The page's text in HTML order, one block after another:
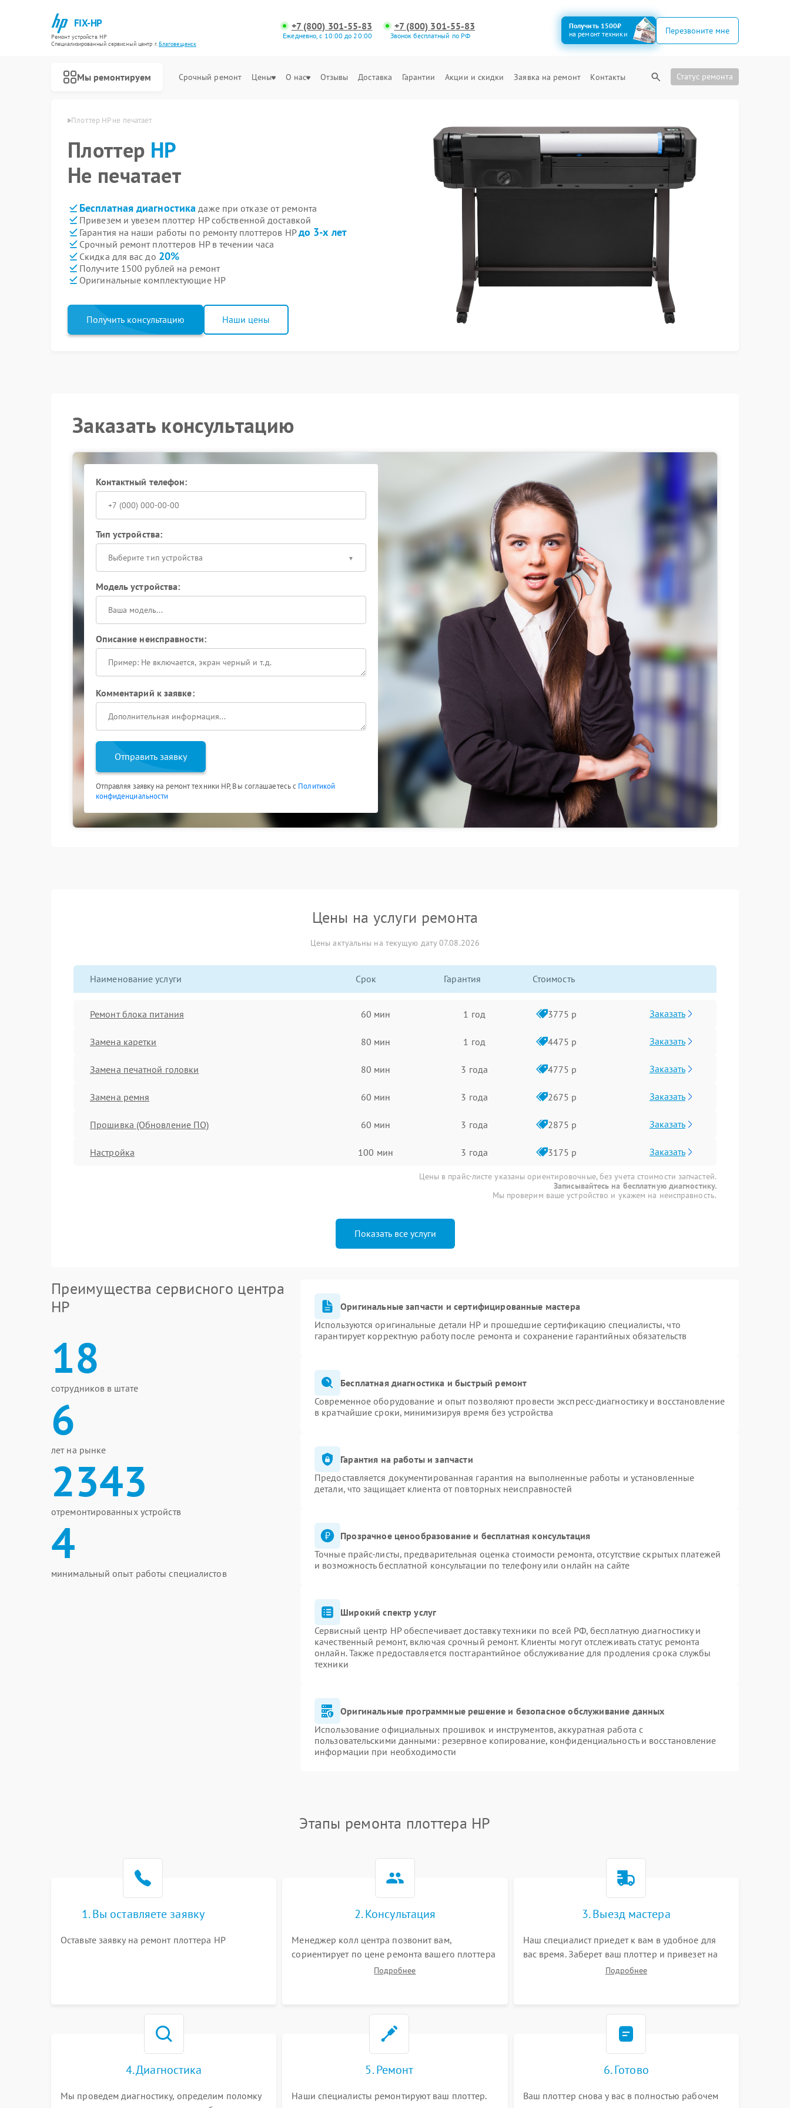
FIX-HP
Ремонт устройств HP
Специализированный cервисный центр г.Благовещенск
+7 (800) 301-55-83
Ежедневно, с 10:00 до 20:00
+7 (800) 301-55-83
Звонок бесплатный по РФ
Получить 1500₽
на ремонт техники
Перезвоните мне
Мы ремонтируем Срочный ремонт Цены О нас Отзывы Доставка Гарантии Акции и скидки Заявка на ремонт Контакты Статус ремонта
в Благовещенске Плоттер HP не печатает
Плоттер HP
Не печатает
Бесплатная диагностика даже при отказе от ремонта
Привезем и увезем плоттер HP собственной доставкой
Гарантия на наши работы по ремонту плоттеров HPдо 3-х лет
Срочный ремонт плоттеров HP в течении часа
Скидка для вас до 20%
Получите 1500 рублей на ремонт
Оригинальные комплектующие HP
Получить консультацию Наши цены
Заказать консультацию
Контактный телефон:
Тип устройства:
Выберите тип устройства
Модель устройства:
Описание неисправности:
Комментарий к заявке:
Отправить заявку
Отправляя заявку на ремонт техники HP, Вы соглашаетесь с Политикой
конфиденциальности
Цены на услуги ремонта
Цены актуальны на текущую дату 07.08.2026
Наименование услуги Срок Гарантия Стоимость
Ремонт блока питания 60 мин 1 год 3775 р Заказать
Замена каретки 80 мин 1 год 4475 р Заказать
Замена печатной головки 80 мин 3 года 4775 р Заказать
Замена ремня 60 мин 3 года 2675 р Заказать
Прошивка (Обновление ПО) 60 мин 3 года 2875 р Заказать
Настройка 100 мин 3 года 3175 р Заказать
Цены в прайс-листе указаны ориентировочные, без учета стоимости запчастей.
Записывайтесь на бесплатную диагностику.
Мы проверим ваше устройство и укажем на неисправность.
Показать все услуги
Преимущества сервисного центра
HP
18
сотрудников в штате
6
лет на рынке
2343
отремонтированных устройств
4
минимальный опыт работы специалистов
Оригинальные запчасти и сертифицированные мастера
Используются оригинальные детали HP и прошедшие сертификацию специалисты, что
гарантирует корректную работу после ремонта и сохранение гарантийных обязательств
Бесплатная диагностика и быстрый ремонт
Современное оборудование и опыт позволяют провести экспресс-диагностику и восстановление
в кратчайшие сроки, минимизируя время без устройства
Гарантия на работы и запчасти
Предоставляется документированная гарантия на выполненные работы и установленные
детали, что защищает клиента от повторных неисправностей
Прозрачное ценообразование и бесплатная консультация
Точные прайс-листы, предварительная оценка стоимости ремонта, отсутствие скрытых платежей
и возможность бесплатной консультации по телефону или онлайн на сайте
Широкий спектр услуг
Сервисный центр HP обеспечивает доставку техники по всей РФ, бесплатную диагностику и
качественный ремонт, включая срочный ремонт. Клиенты могут отслеживать статус ремонта
онлайн. Также предоставляется постгарантийное обслуживание для продления срока службы
техники
Оригинальные программные решение и безопасное обслуживание данных
Использование официальных прошивок и инструментов, аккуратная работа с
пользовательскими данными: резервное копирование, конфиденциальность и восстановление
информации при необходимости
Этапы ремонта плоттера HP
1. Вы оставляете заявку
Оставьте заявку на ремонт плоттера HP
2. Консультация
Менеджер колл центра позвонит вам,
сориентирует по цене ремонта вашего плоттера
а также ответит на все ваши вопросы.
Подробнее
3. Выезд мастера
Наш специалист приедет к вам в удобное для
вас время. Заберет ваш плоттер и привезет на
склад для диагностики.Подробнее
4. Диагностика
Мы проведем диагностику, определим поломку
5. Ремонт
Наши специалисты ремонтируют ваш плоттер.
6. Готово
Ваш плоттер снова у вас в полностью рабочем